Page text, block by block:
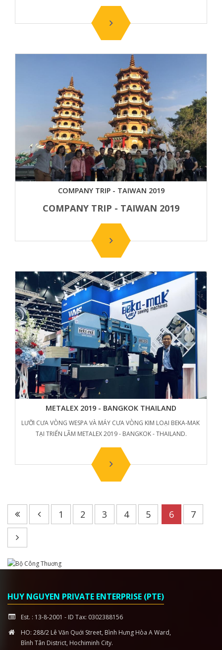
COMPANY TRIP - TAIWAN 2019
COMPANY TRIP - TAIWAN 2019
METALEX 2019 - BANGKOK THAILAND
LƯỠI CƯA VÒNG WESPA VÀ MÁY CƯA VÒNG KIM LOẠI BEKA-MAK
TẠI TRIỂN LÃM METALEX 2019 - BANGKOK - THAILAND.
1 2 3 4 5 6 7
HUY NGUYEN PRIVATE ENTERPRISE (PTE)
Est. : 13-8-2001 - ID Tax: 0302388156
HO: 288/2 Lê Văn Quới Street, Bình Hưng Hòa A Ward,
Bình Tân District, Hochiminh City.